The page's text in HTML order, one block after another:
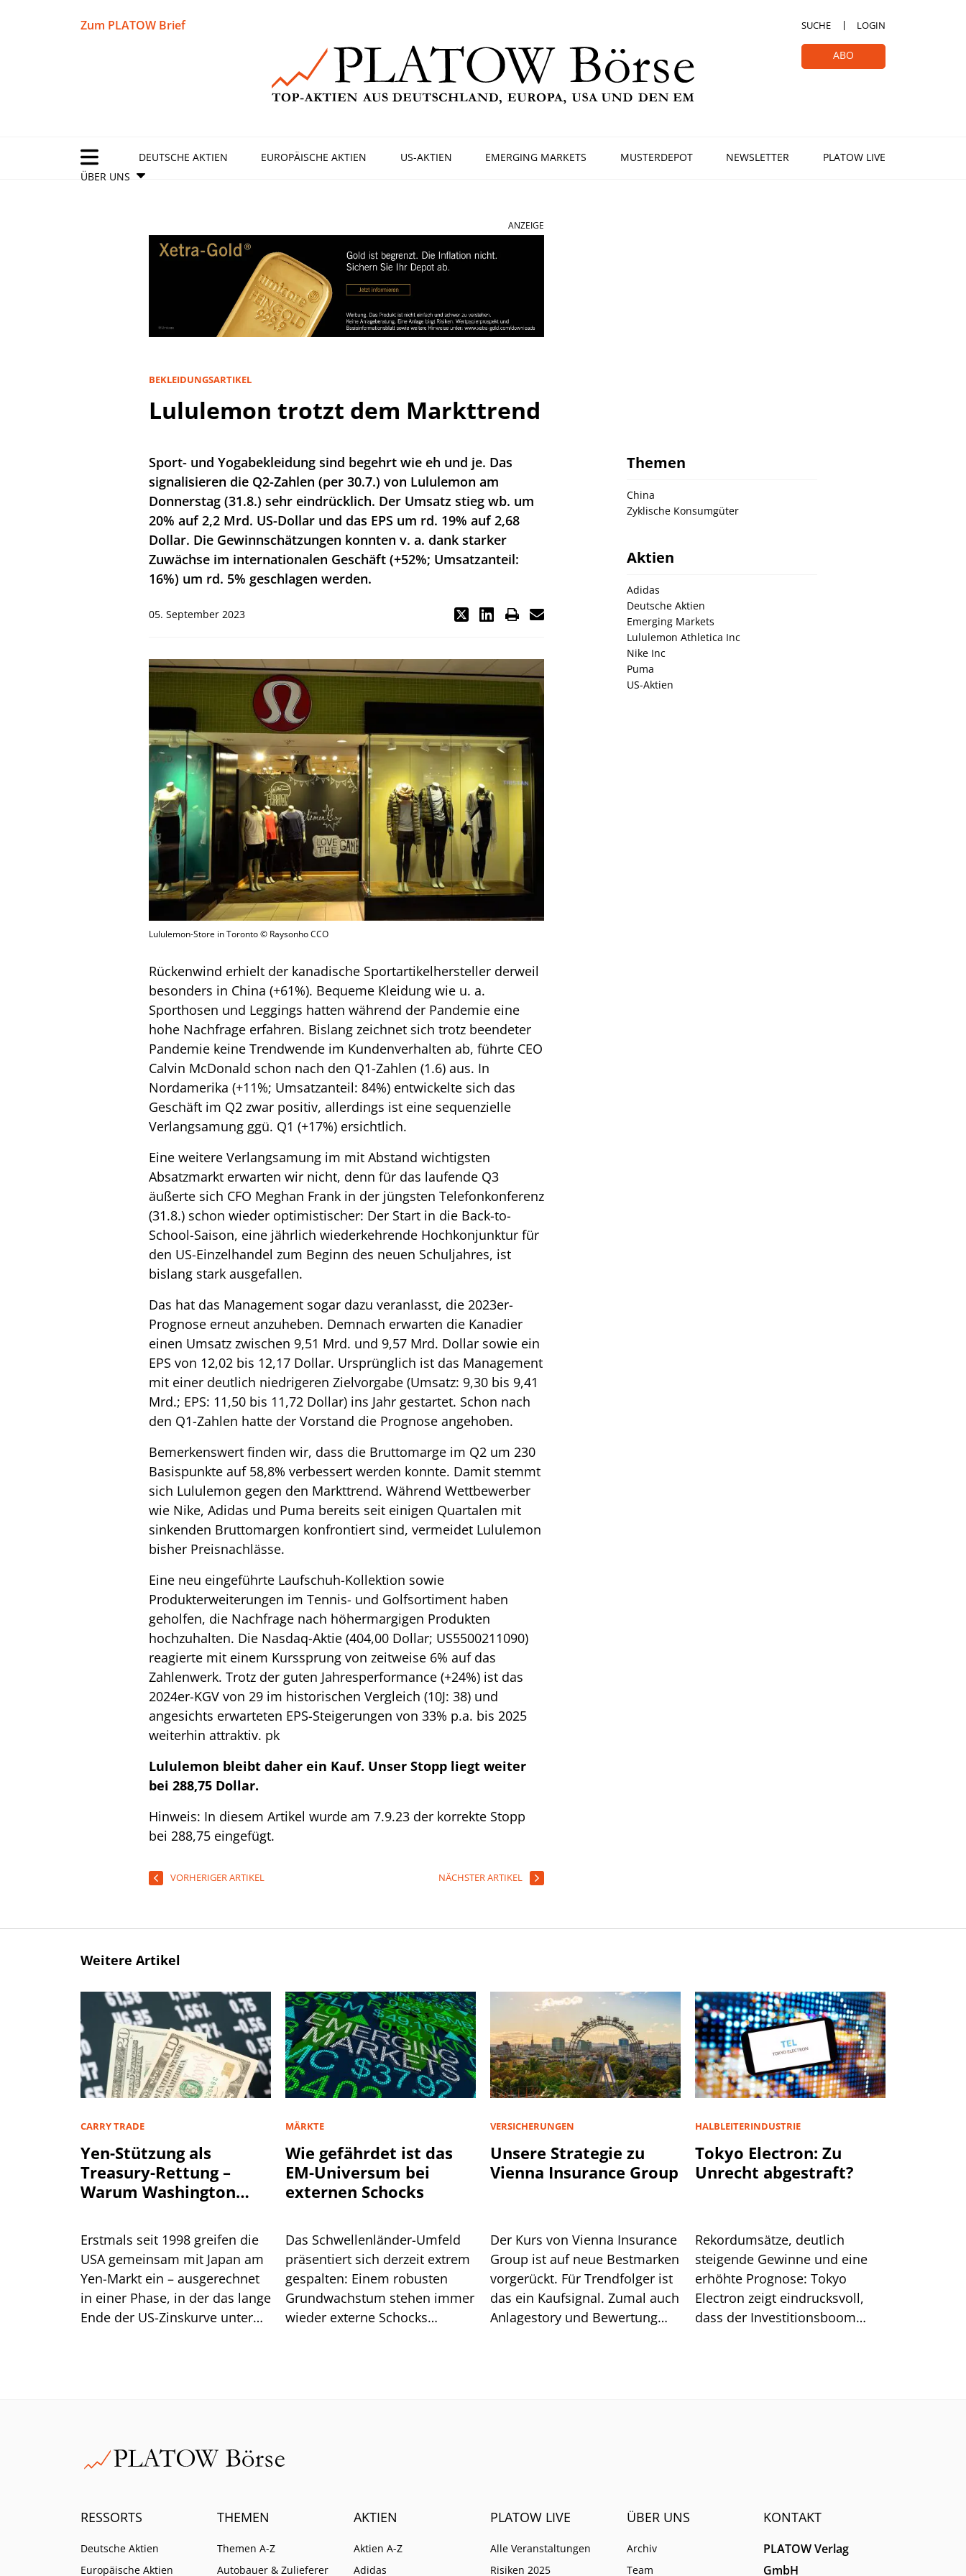
Zum PLATOW Brief SUCHE LOGIN
ABO
DEUTSCHE AKTIEN EUROPÄISCHE AKTIEN US-AKTIEN EMERGING MARKETS MUSTERDEPOT NEWSLETTER
PLATOW LIVE
ÜBER UNS
ANZEIGE
BEKLEIDUNGSARTIKEL
Lululemon trotzt dem Markttrend
Sport- und Yogabekleidung sind begehrt wie eh und je. Das
signalisieren die Q2-Zahlen (per 30.7.) von Lululemon am
Donnerstag (31.8.) sehr eindrücklich. Der Umsatz stieg wb. um
20% auf 2,2 Mrd. US-Dollar und das EPS um rd. 19% auf 2,68
Dollar. Die Gewinnschätzungen konnten v. a. dank starker
Zuwächse im internationalen Geschäft (+52%; Umsatzanteil:
16%) um rd. 5% geschlagen werden.
05. September 2023
Lululemon-Store in Toronto © Raysonho CCO
Rückenwind erhielt der kanadische Sportartikelhersteller derweil
besonders in China (+61%). Bequeme Kleidung wie u. a.
Sporthosen und Leggings hatten während der Pandemie eine
hohe Nachfrage erfahren. Bislang zeichnet sich trotz beendeter
Pandemie keine Trendwende im Kundenverhalten ab, führte CEO
Calvin McDonald schon nach den Q1-Zahlen (1.6) aus. In
Nordamerika (+11%; Umsatzanteil: 84%) entwickelte sich das
Geschäft im Q2 zwar positiv, allerdings ist eine sequenzielle
Verlangsamung ggü. Q1 (+17%) ersichtlich.
Eine weitere Verlangsamung im mit Abstand wichtigsten
Absatzmarkt erwarten wir nicht, denn für das laufende Q3
äußerte sich CFO Meghan Frank in der jüngsten Telefonkonferenz
(31.8.) schon wieder optimistischer: Der Start in die Back-to-
School-Saison, eine jährlich wiederkehrende Hochkonjunktur für
den US-Einzelhandel zum Beginn des neuen Schuljahres, ist
bislang stark ausgefallen.
Das hat das Management sogar dazu veranlasst, die 2023er-
Prognose erneut anzuheben. Demnach erwarten die Kanadier
einen Umsatz zwischen 9,51 Mrd. und 9,57 Mrd. Dollar sowie ein
EPS von 12,02 bis 12,17 Dollar. Ursprünglich ist das Management
mit einer deutlich niedrigeren Zielvorgabe (Umsatz: 9,30 bis 9,41
Mrd.; EPS: 11,50 bis 11,72 Dollar) ins Jahr gestartet. Schon nach
den Q1-Zahlen hatte der Vorstand die Prognose angehoben.
Bemerkenswert finden wir, dass die Bruttomarge im Q2 um 230
Basispunkte auf 58,8% verbessert werden konnte. Damit stemmt
sich Lululemon gegen den Markttrend. Während Wettbewerber
wie Nike, Adidas und Puma bereits seit einigen Quartalen mit
sinkenden Bruttomargen konfrontiert sind, vermeidet Lululemon
bisher Preisnachlässe.
Eine neu eingeführte Laufschuh-Kollektion sowie
Produkterweiterungen im Tennis- und Golfsortiment haben
geholfen, die Nachfrage nach höhermargigen Produkten
hochzuhalten. Die Nasdaq-Aktie (404,00 Dollar; US5500211090)
reagierte mit einem Kurssprung von zeitweise 6% auf das
Zahlenwerk. Trotz der guten Jahresperformance (+24%) ist das
2024er-KGV von 29 im historischen Vergleich (10J: 38) und
angesichts erwarteten EPS-Steigerungen von 33% p.a. bis 2025
weiterhin attraktiv. pk
Lululemon bleibt daher ein Kauf. Unser Stopp liegt weiter
bei 288,75 Dollar.
Hinweis: In diesem Artikel wurde am 7.9.23 der korrekte Stopp
bei 288,75 eingefügt.
VORHERIGER ARTIKEL NÄCHSTER ARTIKEL
Themen
China
Zyklische Konsumgüter
Aktien
Adidas
Deutsche Aktien
Emerging Markets
Lululemon Athletica Inc
Nike Inc
Puma
US-Aktien
Weitere Artikel
CARRY TRADE
Yen-Stützung als
Treasury-Rettung –
Warum Washington
will
Erstmals seit 1998 greifen die
USA gemeinsam mit Japan am
Yen-Markt ein – ausgerechnet
in einer Phase, in der das lange
Ende der US-Zinskurve unter
MÄRKTE
Wie gefährdet ist das
EM-Universum bei
externen Schocks
Das Schwellenländer-Umfeld
präsentiert sich derzeit extrem
gespalten: Einem robusten
Grundwachstum stehen immer
wieder externe Schocks
VERSICHERUNGEN
Unsere Strategie zu
Vienna Insurance Group
Der Kurs von Vienna Insurance
Group ist auf neue Bestmarken
vorgerückt. Für Trendfolger ist
das ein Kaufsignal. Zumal auch
Anlagestory und Bewertung
HALBLEITERINDUSTRIE
Tokyo Electron: Zu
Unrecht abgestraft?
Rekordumsätze, deutlich
steigende Gewinne und eine
erhöhte Prognose: Tokyo
Electron zeigt eindrucksvoll,
dass der Investitionsboom
RESSORTS
Deutsche Aktien
Europäische Aktien
THEMEN
Themen A-Z
Autobauer & Zulieferer
AKTIEN
Aktien A-Z
Adidas
PLATOW LIVE
Alle Veranstaltungen
Risiken 2025
ÜBER UNS
Archiv
Team
KONTAKT
PLATOW Verlag
GmbH